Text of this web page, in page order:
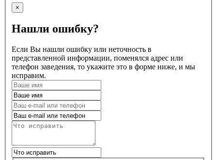
×
Нашли ошибку?
Если Вы нашли ошибку или неточность в
представленной информации, поменялся адрес или
телефон заведения, то укажите это в форме ниже, и мы
исправим.